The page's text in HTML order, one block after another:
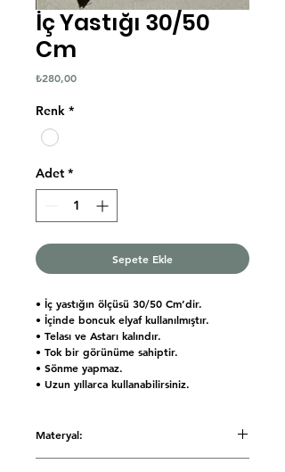
İç Yastığı 30/50
Cm
₺280,00Fiyat
Renk *
Adet *
Sepete Ekle
• İç yastığın ölçüsü 30/50 Cm’dir.
• İçinde boncuk elyaf kullanılmıştır.
• Telası ve Astarı kalındır.
• Tok bir görünüme sahiptir.
• Sönme yapmaz.
• Uzun yıllarca kullanabilirsiniz.
Materyal: